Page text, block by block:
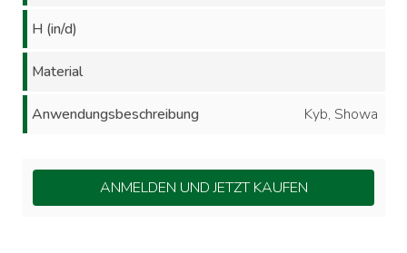
H (in/d)
Material
Anwendungsbeschreibung Kyb, Showa
ANMELDEN UND JETZT KAUFEN